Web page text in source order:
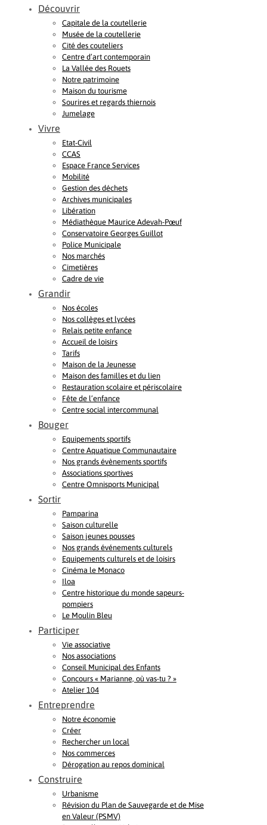
Découvrir
Capitale de la coutellerie
Musée de la coutellerie
Cité des couteliers
Centre d’art contemporain
La Vallée des Rouets
Notre patrimoine
Maison du tourisme
Sourires et regards thiernois
Jumelage
Vivre
Etat-Civil
CCAS
Espace France Services
Mobilité
Gestion des déchets
Archives municipales
Libération
Médiathèque Maurice Adevah-Pœuf
Conservatoire Georges Guillot
Police Municipale
Nos marchés
Cimetières
Cadre de vie
Grandir
Nos écoles
Nos collèges et lycées
Relais petite enfance
Accueil de loisirs
Tarifs
Maison de la Jeunesse
Maison des familles et du lien
Restauration scolaire et périscolaire
Fête de l’enfance
Centre social intercommunal
Bouger
Equipements sportifs
Centre Aquatique Communautaire
Nos grands évènements sportifs
Associations sportives
Centre Omnisports Municipal
Sortir
Pamparina
Saison culturelle
Saison jeunes pousses
Nos grands événements culturels
Equipements culturels et de loisirs
Cinéma le Monaco
Iloa
Centre historique du monde sapeurs-
pompiers
Le Moulin Bleu
Participer
Vie associative
Nos associations
Conseil Municipal des Enfants
Concours « Marianne, où vas-tu ? »
Atelier 104
Entreprendre
Notre économie
Créer
Rechercher un local
Nos commerces
Dérogation au repos dominical
Construire
Urbanisme
Révision du Plan de Sauvegarde et de Mise
en Valeur (PSMV)